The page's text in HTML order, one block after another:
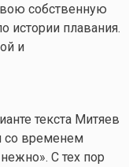
собственную
истории плавания.
и
текста Митяев
со временем
С тех пор